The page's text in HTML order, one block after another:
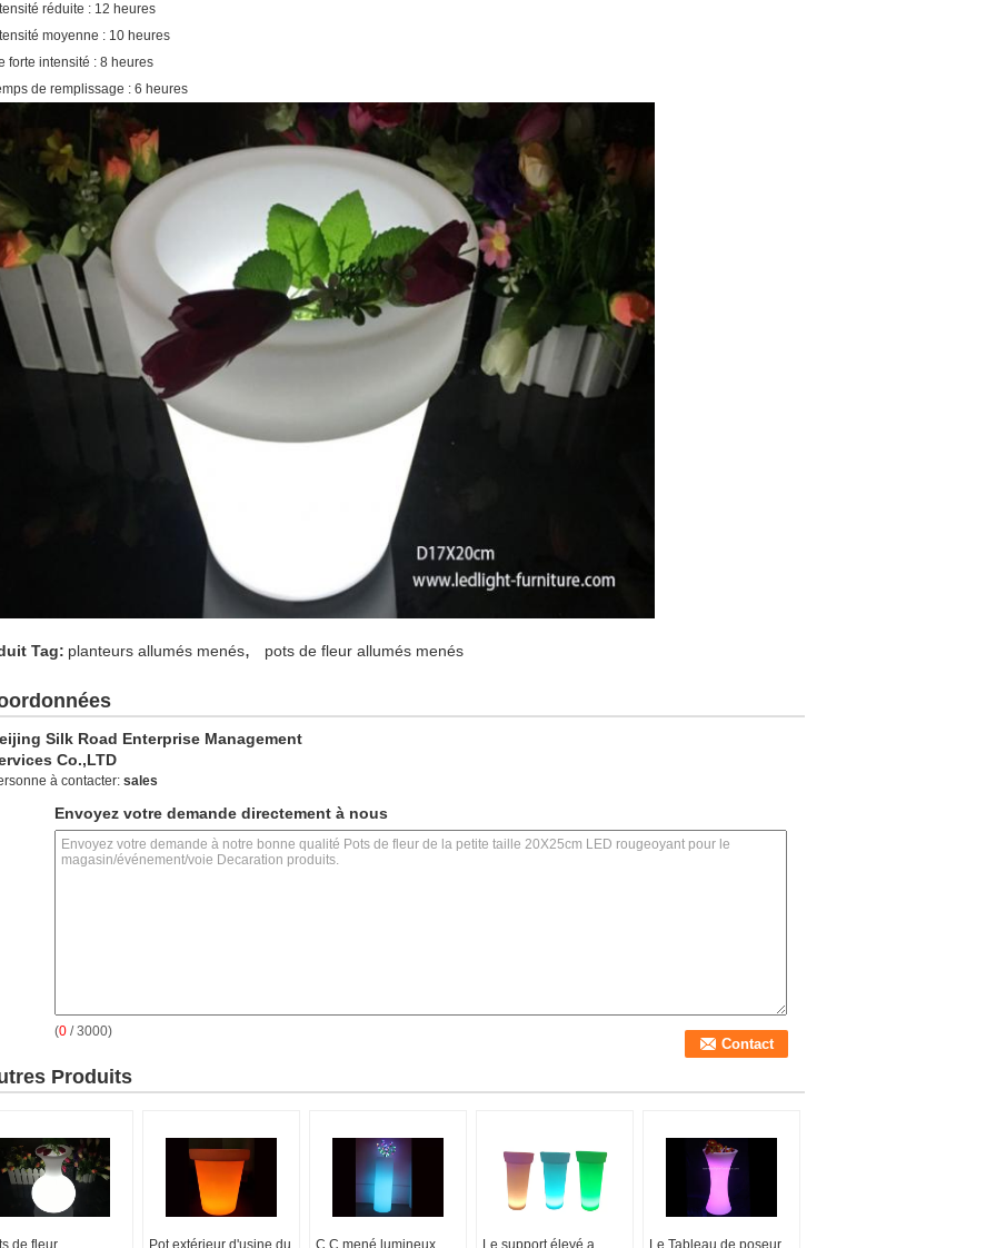
réduite : 12 heures
moyenne : 10 heures
forte intensité : 8 heures
de remplissage : 6 heures
Tag: planteurs allumés menés, pots de fleur allumés menés
Silk Road Enterprise Management
Co.,LTD
à contacter: sales
Envoyez votre demande directement à nous
(0 / 3000)
Produits
de fleur Pot extérieur d'usine du C.C mené lumineux Le support élevé a Le Tableau de poseur